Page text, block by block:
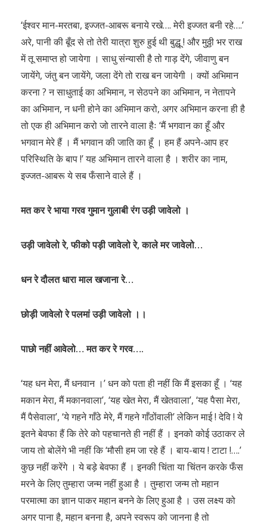
‘ईश्वर मान-मरतबा, इज्जत-आबरू बनाये रखे…. मेरी इज्जत बनी रहे….’
अरे, पानी की बूँद से तो तेरी यात्रा शुरु हुई थी बुद्धू ! और मुठ्ठी भर राख
में तू समाप्त हो जायेगा । साधु संन्यासी है तो गाड़ देंगे, जीवाणु बन
जायेंगे, जंतु बन जायेंगे, जला देंगे तो राख बन जायेगी । क्यों अभिमान
करना ? न साधुताई का अभिमान, न सेठपने का अभिमान, न नेतापने
का अभिमान, न धनी होने का अभिमान करो, अगर अभिमान करना ही है
तो एक ही अभिमान करो जो तारने वाला हैः ‘मैं भगवान का हूँ और
भगवान मेरे हैं । मैं भगवान की जाति का हूँ । हम हैं अपने-आप हर
परिस्थिति के बाप !’ यह अभिमान तारने वाला है । शरीर का नाम,
इज्जत-आबरू ये सब फँसाने वाले हैं ।
मत कर रे भाया गरव गुमान गुलाबी रंग उड़ी जावेलो ।
उड़ी जावेलो रे, फीको पड़ी जावेलो रे, काले मर जावेलो…
धन रे दौलत धारा माल खजाना रे…
छोड़ी जावेलो रे पलमां उड़ी जावेलो ।।
पाछो नहीं आवेलो… मत कर रे गरव….
‘यह धन मेरा, मैं धनवान ।’ धन को पता ही नहीं कि मैं इसका हूँ । ‘यह
मकान मेरा, मैं मकानवाला’, ‘यह खेत मेरा, मैं खेतवाला’, ‘यह पैसा मेरा,
मैं पैसेवाला’, ‘ये गहने गाँठे मेरे, मैं गहने गाँठोंवाली’ लेकिन माई ! देवि ! ये
इतने बेवफा हैं कि तेरे को पहचानते ही नहीं हैं । इनको कोई उठाकर ले
जाय तो बोलेंगे भी नहीं कि ‘मौसी हम जा रहे हैं । बाय-बाय ! टाटा !….’
कुछ नहीं करेंगे । ये बड़े बेवफा हैं । इनकी चिंता या चिंतन करके फँस
मरने के लिए तुम्हारा जन्म नहीं हुआ है । तुम्हारा जन्म तो महान
परमात्मा का ज्ञान पाकर महान बनने के लिए हुआ है । उस लक्ष्य को
अगर पाना है, महान बनना है, अपने स्वरूप को जानना है तो